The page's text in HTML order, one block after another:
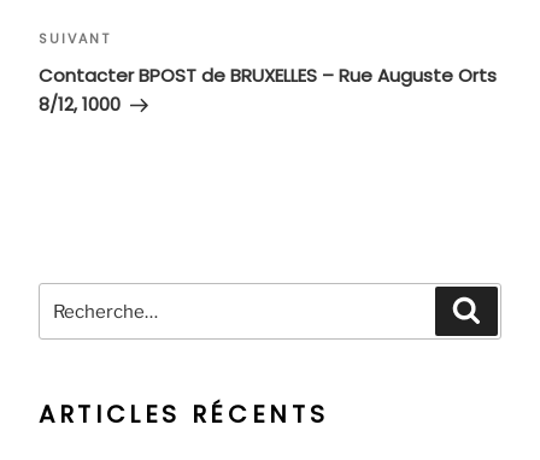
Article
suivant
SUIVANT
Contacter BPOST de BRUXELLES – Rue Auguste Orts
8/12, 1000
pour
ARTICLES RÉCENTS